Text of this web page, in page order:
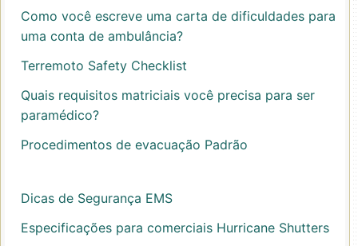
Como você escreve uma carta de dificuldades para
uma conta de ambulância?
Terremoto Safety Checklist
Quais requisitos matriciais você precisa para ser
paramédico?
Procedimentos de evacuação Padrão
Dicas de Segurança EMS
Especificações para comerciais Hurricane Shutters